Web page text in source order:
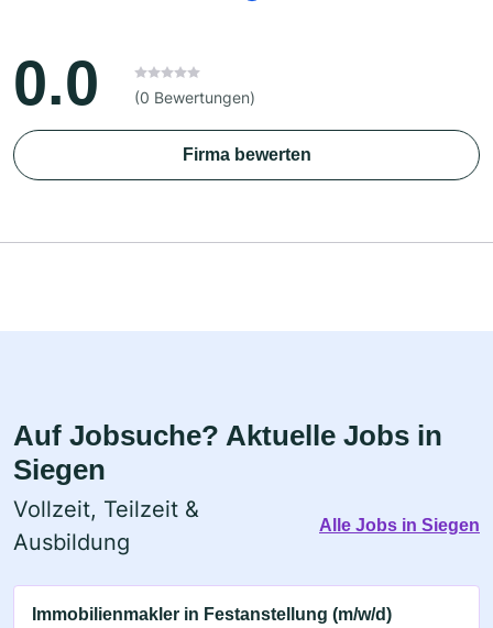
0.0 (0 Bewertungen)
Firma bewerten
Auf Jobsuche? Aktuelle Jobs in
Siegen
Vollzeit, Teilzeit &
Ausbildung
Alle Jobs in Siegen
Immobilienmakler in Festanstellung (m/w/d)